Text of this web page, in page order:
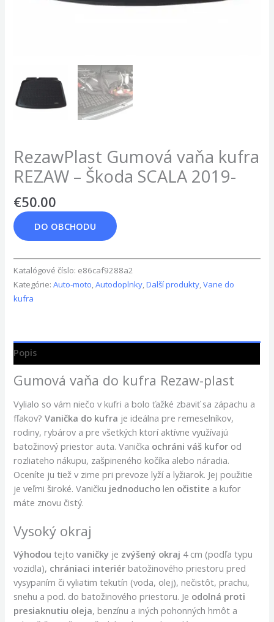
RezawPlast Gumová vaňa kufra
REZAW – Škoda SCALA 2019-
€50.00
DO OBCHODU
Katalógové číslo: e86caf9288a2
Kategórie:Auto-moto,Autodoplnky,Další produkty,Vane do
kufra
Popis
Gumová vaňa do kufra Rezaw-plast
Vylialo so vám niečo v kufri a bolo ťažké zbaviť sa zápachu a
fľakov?Vanička do kufra je ideálna pre remeselníkov,
rodiny, rybárov a pre všetkých ktorí aktívne využívajú
batožinový priestor auta. Vanička ochráni váš kufor od
rozliateho nákupu, zašpineného kočíka alebo náradia.
Oceníte ju tiež v zime pri prevoze lyží a lyžiarok. Jej použitie
je veľmi široké. Vaničku jednoducholen očistite a kufor
máte znovu čistý.
Vysoký okraj
Výhodou tejtovaničky je zvýšený okraj 4 cm (podľa typu
vozidla), chrániaci interiérbatožinového priestoru pred
vysypaním či vyliatim tekutín (voda, olej), nečistôt, prachu,
snehu a pod. do batožinového priestoru. Je odolná proti
presiaknutiu oleja, benzínu a iných pohonných hmôt a